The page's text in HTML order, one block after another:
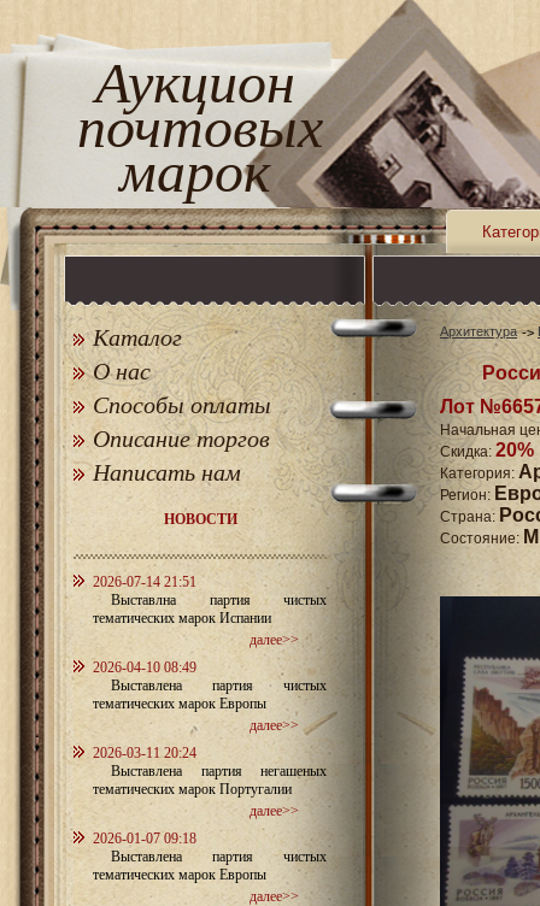
Аукцион
почтовых
марок
Каталог
О нас
Способы оплаты
Описание торгов
Написать нам
НОВОСТИ
2026-07-14 21:51
Выставлна партия чистых
тематических марок Испании
далее>>
2026-04-10 08:49
Выставлена партия чистых
тематических марок Европы
далее>>
2026-03-11 20:24
Выставлена партия негашеных
тематических марок Португалии
далее>>
2026-01-07 09:18
Выставлена партия чистых
тематических марок Европы
далее>>
Архитектура
Лот
Начальная
Скидка: 20%
Категория:
Регион:
Страна:
Состояние: